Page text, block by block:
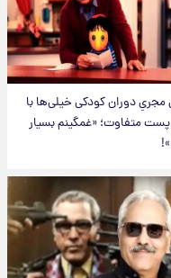
مجریِ دوران کودکی خیلی‌ها با
متفاوت؛ «غمگینم بسیار